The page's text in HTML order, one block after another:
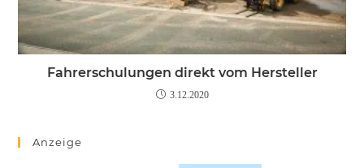
Fahrerschulungen direkt vom Hersteller
3.12.2020
Anzeige